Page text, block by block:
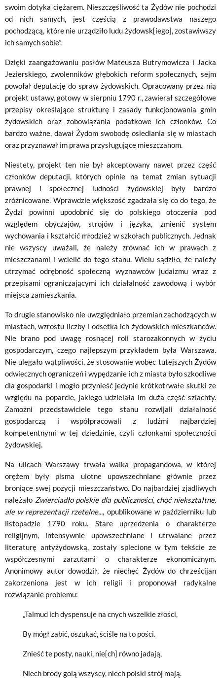
swoim dotyka ciężarem. Nieszczęśliwość ta Żydów nie pochodzi
od nich samych, jest częścią z prawodawstwa naszego
pochodzącą, które nie urządziło ludu żydowsk[iego], zostawiwszy
ich samych sobie”.
Dzięki zaangażowaniu posłów Mateusza Butrymowicza i Jacka
Jezierskiego, zwolenników głębokich reform społecznych, sejm
powołał deputację do spraw żydowskich. Opracowany przez nią
projekt ustawy, gotowy w sierpniu 1790 r., zawierał szczegółowe
przepisy określające strukturę i zasady funkcjonowania gmin
żydowskich oraz zobowiązania podatkowe ich członków. Co
bardzo ważne, dawał Żydom swobodę osiedlania się w miastach
oraz przyznawał im prawa przysługujące mieszczanom.
Niestety, projekt ten nie był akceptowany nawet przez część
członków deputacji, których opinie na temat zmian sytuacji
prawnej i społecznej ludności żydowskiej były bardzo
zróżnicowane. Wprawdzie większość zgadzała się co do tego, że
Żydzi powinni upodobnić się do polskiego otoczenia pod
względem obyczajów, strojów i języka, zmienić system
wychowania i kształcić młodzież w szkołach publicznych. Jednak
nie wszyscy uważali, że należy zrównać ich w prawach z
mieszczanami i wcielić do tego stanu. Wielu sądziło, że należy
utrzymać odrębność społeczną wyznawców judaizmu wraz z
przepisami ograniczającymi ich działalność zawodową i wybór
miejsca zamieszkania.
To drugie stanowisko nie uwzględniało przemian zachodzących w
miastach, wzrostu liczby i odsetka ich żydowskich mieszkańców.
Nie brano pod uwagę rosnącej roli starozakonnych w życiu
gospodarczym, czego najlepszym przykładem była Warszawa.
Nie ulegało wątpliwości, że stosowanie wobec tutejszych Żydów
odwiecznych ograniczeń i wypędzanie ich z miasta było szkodliwe
dla gospodarki i mogło przynieść jedynie krótkotrwałe skutki ze
względu na poparcie, jakiego udzielała im duża część szlachty.
Zamożni przedstawiciele tego stanu rozwijali działalność
gospodarczą i współpracowali z ludźmi najbardziej
kompetentnymi w tej dziedzinie, czyli członkami społeczności
żydowskiej.
Na ulicach Warszawy trwała walka propagandowa, w której
orężem były pisma ulotne upowszechniane głównie przez
broniące swej pozycji mieszczaństwo. Do najbardziej zjadliwych
należało Zwierciadło polskie dla publiczności, choć niekształtne,
ale w reprezentacji rzetelne..., opublikowane w październiku lub
listopadzie 1790 roku. Stare uprzedzenia o charakterze
religijnym, intensywnie upowszechniane i utrwalane przez
literaturę antyżydowską, zostały splecione w tym tekście ze
współczesnymi zarzutami o charakterze ekonomicznym.
Anonimowy autor dowodził, że niechęć Żydów do chrześcijan
zakorzeniona jest w ich religii i proponował radykalne
rozwiązanie problemu:
„Talmud ich dyspensuje na cnych wszelkie złości,
By mógł zabić, oszukać, ściśle na to pości.
Znieść te posty, nauki, nie[ch] równo jadają,
Niech brody golą wszyscy, niech polski strój mają.